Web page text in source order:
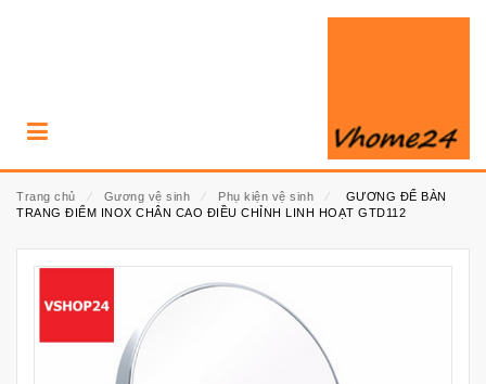
Trang chủ ⁄ Gương vệ sinh ⁄ Phụ kiện vệ sinh ⁄
GƯƠNG ĐỂ BÀN
TRANG ĐIỂM INOX CHÂN CAO ĐIỀU CHỈNH LINH HOẠT GTD112